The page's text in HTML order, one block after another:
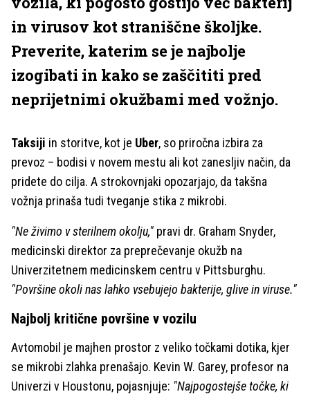
in virusov kot straniščne školjke.
Preverite, katerim se je najbolje
izogibati in kako se zaščititi pred
neprijetnimi okužbami med vožnjo.
Taksiji in storitve, kot je Uber, so priročna izbira za
prevoz – bodisi v novem mestu ali kot zanesljiv način, da
pridete do cilja. A strokovnjaki opozarjajo, da takšna
vožnja prinaša tudi tveganje stika z mikrobi.
"Ne živimo v sterilnem okolju," pravi dr. Graham Snyder,
medicinski direktor za preprečevanje okužb na
Univerzitetnem medicinskem centru v Pittsburghu.
"Površine okoli nas lahko vsebujejo bakterije, glive in viruse."
Najbolj kritične površine v vozilu
Avtomobil je majhen prostor z veliko točkami dotika, kjer
se mikrobi zlahka prenašajo. Kevin W. Garey, profesor na
Univerzi v Houstonu, pojasnjuje: "Najpogostejše točke, ki